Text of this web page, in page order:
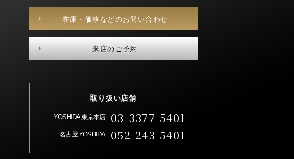
在庫・価格などのお問い合わせ
来店のご予約
取り扱い店舗
YOSHIDA 東京本店 03-3377-5401
名古屋 YOSHIDA 052-243-5401